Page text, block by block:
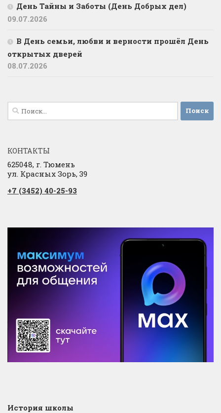
День Тайны и Заботы (День Добрых дел)
09.07.2026
В День семьи, любви и верности прошёл День
открытых дверей
08.07.2026
Найти:
КОНТАКТЫ
625048, г. Тюмень
ул. Красных Зорь, 39
+7 (3452) 40-25-93
История школы